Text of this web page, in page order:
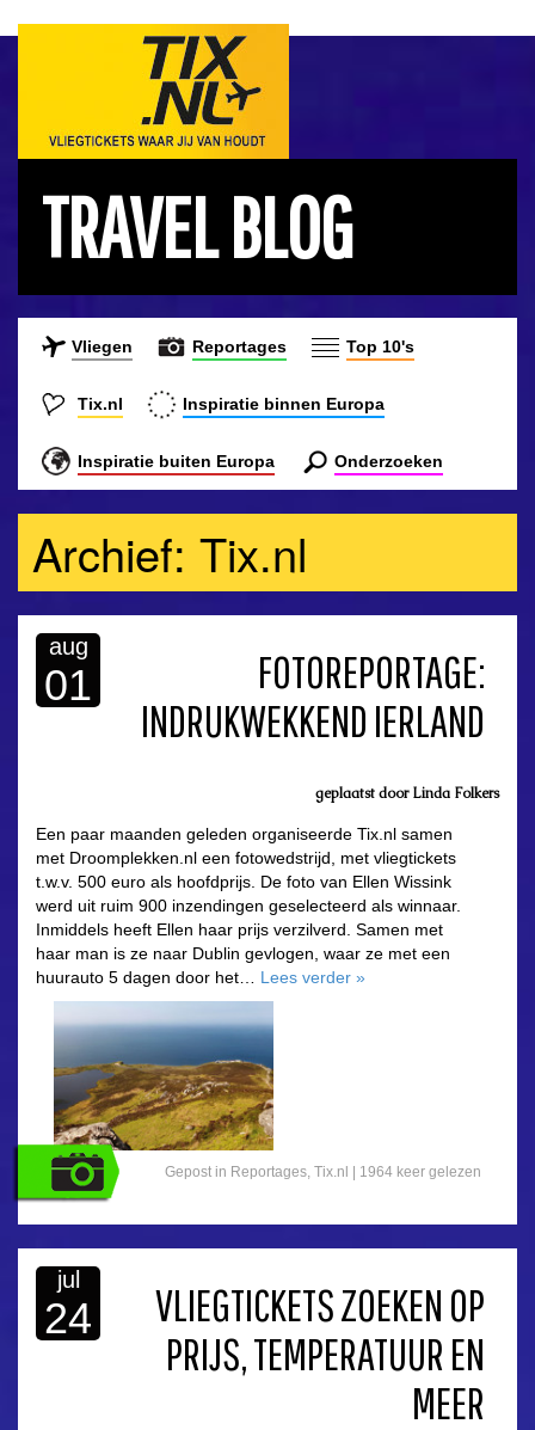
TRAVEL BLOG
Vliegen Reportages Top 10's
Tix.nl Inspiratie binnen Europa
Inspiratie buiten Europa Onderzoeken
Archief: Tix.nl
aug
01
FOTOREPORTAGE:
INDRUKWEKKEND IERLAND
geplaatst doorLinda Folkers
Een paar maanden geleden organiseerde Tix.nl samen
met Droomplekken.nl een fotowedstrijd, met vliegtickets
t.w.v. 500 euro als hoofdprijs. De foto van Ellen Wissink
werd uit ruim 900 inzendingen geselecteerd als winnaar.
Inmiddels heeft Ellen haar prijs verzilverd. Samen met
haar man is ze naar Dublin gevlogen, waar ze met een
huurauto 5 dagen door het… Lees verder »
Gepost in Reportages, Tix.nl | 1964 keer gelezen
jul
24
VLIEGTICKETS ZOEKEN OP
PRIJS, TEMPERATUUR EN
MEER